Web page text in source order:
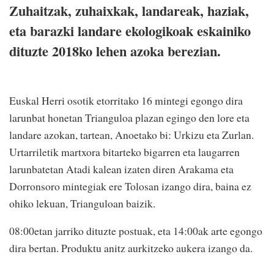
Zuhaitzak, zuhaixkak, landareak, haziak,
eta barazki landare ekologikoak eskainiko
dituzte 2018ko lehen azoka berezian.
Euskal Herri osotik etorritako 16 mintegi egongo dira
larunbat honetan Trianguloa plazan egingo den lore eta
landare azokan, tartean, Anoetako bi: Urkizu eta Zurlan.
Urtarriletik martxora bitarteko bigarren eta laugarren
larunbatetan Atadi kalean izaten diren Arakama eta
Dorronsoro mintegiak ere Tolosan izango dira, baina ez
ohiko lekuan, Trianguloan baizik.
08:00etan jarriko dituzte postuak, eta 14:00ak arte egongo
dira bertan. Produktu anitz aurkitzeko aukera izango da.